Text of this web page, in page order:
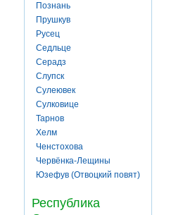
Познань
Прушкув
Русец
Седльце
Серадз
Слупск
Сулеювек
Сулковице
Тарнов
Хелм
Ченстохова
Червёнка-Лещины
Юзефув (Отвоцкий повят)
Республика